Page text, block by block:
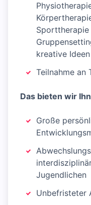
kreative Ideen
Teilnahme an
Das bieten wir
Große
Jugendlichen
Unbefristeter